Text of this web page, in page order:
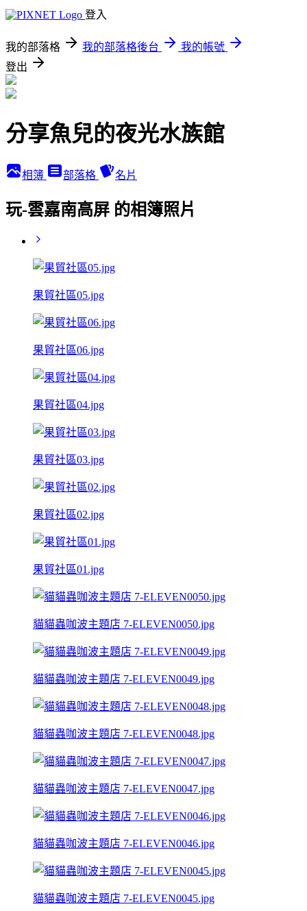
登入
我的部落格 我的部落格後台
我的帳號
登出
分享魚兒的夜光水族館
相簿 部落格 名片
玩-雲嘉南高屏 的相簿照片
果貿社區05.jpg
果貿社區06.jpg
果貿社區04.jpg
果貿社區03.jpg
果貿社區02.jpg
果貿社區01.jpg
貓貓蟲咖波主題店 7-ELEVEN0050.jpg
貓貓蟲咖波主題店 7-ELEVEN0049.jpg
貓貓蟲咖波主題店 7-ELEVEN0048.jpg
貓貓蟲咖波主題店 7-ELEVEN0047.jpg
貓貓蟲咖波主題店 7-ELEVEN0046.jpg
貓貓蟲咖波主題店 7-ELEVEN0045.jpg